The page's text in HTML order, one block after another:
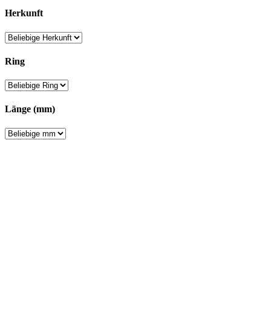
Herkunft
Ring
Länge (mm)